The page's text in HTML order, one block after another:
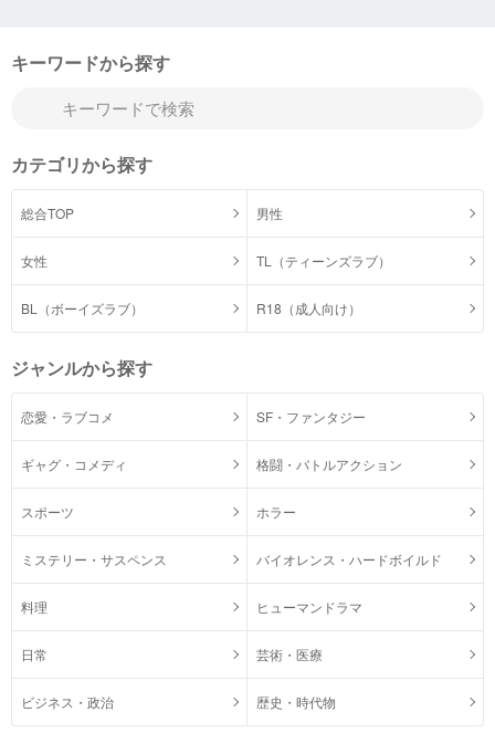
キーワードから探す
カテゴリから探す
総合TOP 男性
女性 TL（ティーンズラブ）
BL（ボーイズラブ） R18（成人向け）
ジャンルから探す
恋愛・ラブコメ SF・ファンタジー
ギャグ・コメディ 格闘・バトルアクション
スポーツ ホラー
ミステリー・サスペンス バイオレンス・ハードボイルド
料理 ヒューマンドラマ
日常 芸術・医療
ビジネス・政治 歴史・時代物